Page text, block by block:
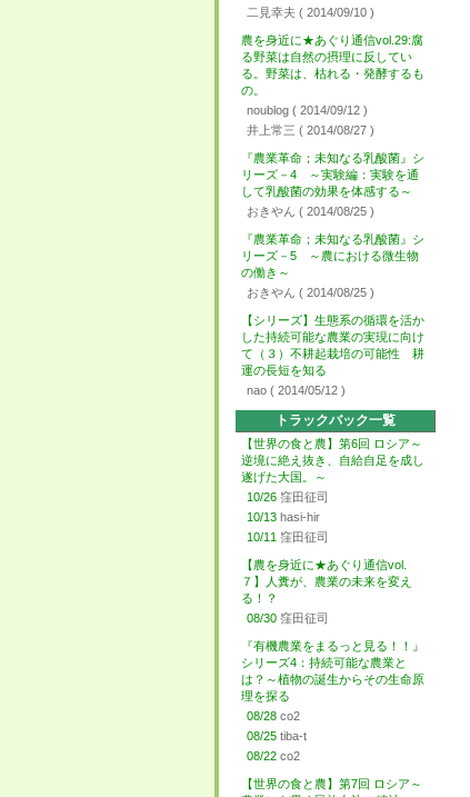
二見幸夫 ( 2014/09/10 )
農を身近に★あぐり通信vol.29:腐
る野菜は自然の摂理に反してい
る。野菜は、枯れる・発酵するも
の。
noublog ( 2014/09/12 )
井上常三 ( 2014/08/27 )
『農業革命；未知なる乳酸菌』シ
リーズ－4 ～実験編：実験を通
して乳酸菌の効果を体感する～
おきやん ( 2014/08/25 )
『農業革命；未知なる乳酸菌』シ
リーズ－5 ～農における微生物
の働き～
おきやん ( 2014/08/25 )
【シリーズ】生態系の循環を活か
した持続可能な農業の実現に向け
て（３）不耕起栽培の可能性 耕
運の長短を知る
nao ( 2014/05/12 )
トラックバック一覧
【世界の食と農】第6回 ロシア～
逆境に絶え抜き、自給自足を成し
遂げた大国。～
10/26 窪田征司
10/13 hasi-hir
10/11 窪田征司
【農を身近に★あぐり通信vol.
７】人糞が、農業の未来を変え
る！？
08/30 窪田征司
『有機農業をまるっと見る！！』
シリーズ4：持続可能な農業と
は？～植物の誕生からその生命原
理を探る
08/28 co2
08/25 tiba-t
08/22 co2
【世界の食と農】第7回 ロシア～